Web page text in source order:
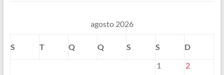
agosto 2026
S T Q Q S S
D
1
2